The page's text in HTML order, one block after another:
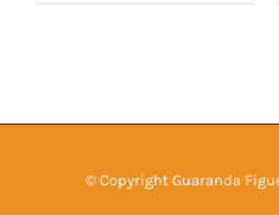
© Copyright Guaranda